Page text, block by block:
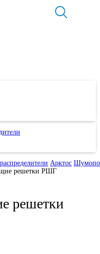
Арктос
решетки РШГ
решетки